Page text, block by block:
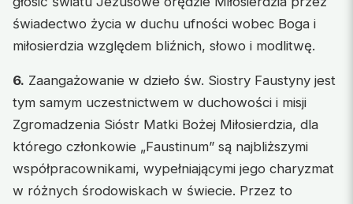
świadectwo życia w duchu ufności wobec Boga i
miłosierdzia względem bliźnich, słowo i modlitwę.
6. Zaangażowanie w dzieło św. Siostry Faustyny jest
tym samym uczestnictwem w duchowości i misji
Zgromadzenia Sióstr Matki Bożej Miłosierdzia, dla
którego członkowie „Faustinum” są najbliższymi
współpracownikami, wypełniającymi jego charyzmat
w różnych środowiskach w świecie. Przez to